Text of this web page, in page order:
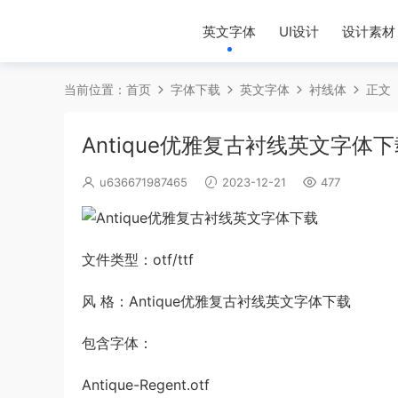
英文字体 UI设计 设计素材
当前位置： 首页 字体下载 英文字体 衬线体 正文
Antique优雅复古衬线英文字体
u636671987465 2023-12-21 477
文件类型：otf/ttf
风 格：Antique优雅复古衬线英文字体下载
包含字体：
Antique-Regent.otf